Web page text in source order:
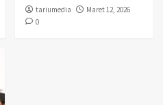
tariumedia
Maret 12, 2026
0